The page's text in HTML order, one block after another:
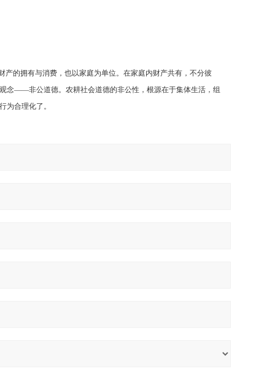
产的拥有与消费，也以家庭为单位。在家庭内财产共有，不分彼
念——非公道德。农耕社会道德的非公性，根源在于集体生活，组
为合理化了。